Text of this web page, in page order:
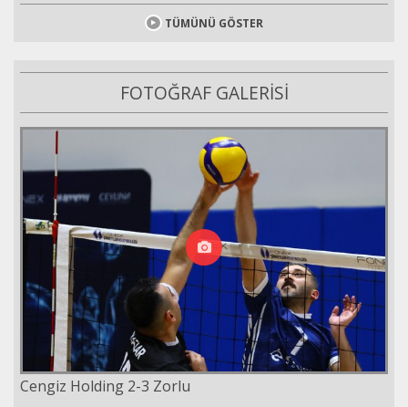
TÜMÜNÜ GÖSTER
FOTOĞRAF GALERİSİ
Cengiz Holding 2-3 Zorlu